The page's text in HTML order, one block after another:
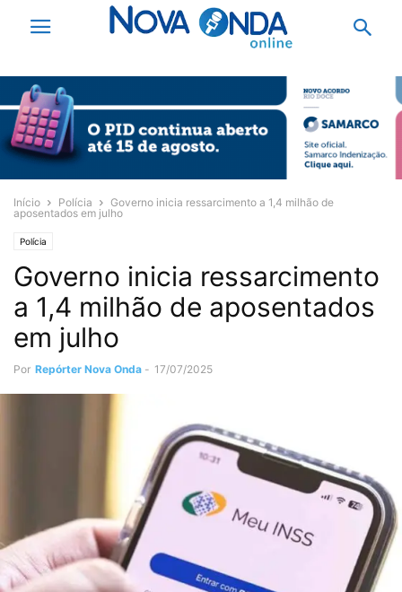
Início Polícia
Governo inicia ressarcimento a 1,4 milhão de
aposentados em julho
Polícia
Governo inicia ressarcimento
a 1,4 milhão de aposentados
em julho
Por Repórter Nova Onda - 17/07/2025